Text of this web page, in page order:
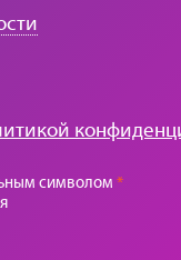
символом *